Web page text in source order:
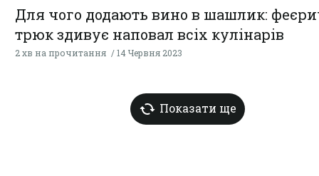
Для чого додають вино в шашлик:
трюк здивує наповал всіх кулінарів
2 хв на прочитання 14 Червня 2023
Показати ще